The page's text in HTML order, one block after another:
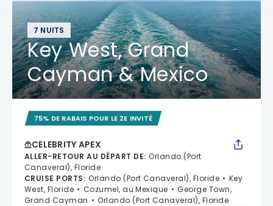
7 NUITS
Key West, Grand
Cayman & Mexico
75% DE RABAIS POUR LE 2E INVITÉ
CELEBRITY APEX
ALLER-RETOUR AU DÉPART DE: Orlando (Port
Canaveral), Floride
CRUISE PORTS: Orlando (Port Canaveral), Floride
Key
West, Floride
Cozumel, au Mexique
George Town,
Grand Cayman
Orlando (Port Canaveral), Floride